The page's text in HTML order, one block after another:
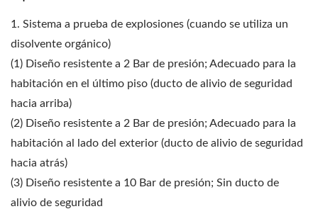
1. Sistema a prueba de explosiones (cuando se utiliza un
disolvente orgánico)
(1) Diseño resistente a 2 Bar de presión; Adecuado para la
habitación en el último piso (ducto de alivio de seguridad
hacia arriba)
(2) Diseño resistente a 2 Bar de presión; Adecuado para la
habitación al lado del exterior (ducto de alivio de seguridad
hacia atrás)
(3) Diseño resistente a 10 Bar de presión; Sin ducto de
alivio de seguridad